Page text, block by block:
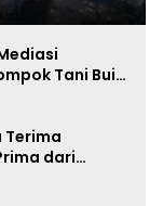
Tani Buin
Terima
dari